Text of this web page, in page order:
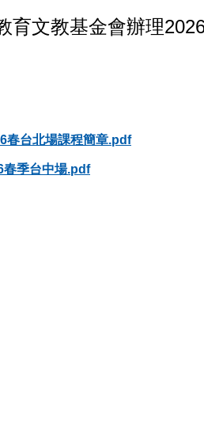
育文教基金會辦理
春台北場課程簡章.pdf
春季台中場.pdf